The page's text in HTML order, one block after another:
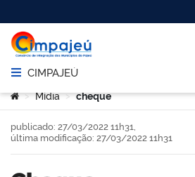
Abrir menu principal de navegação
CIMPAJEÚ
Você está aqui:
> Mídia > cheque
publicado: 27/03/2022 11h31,
última modificação: 27/03/2022 11h31